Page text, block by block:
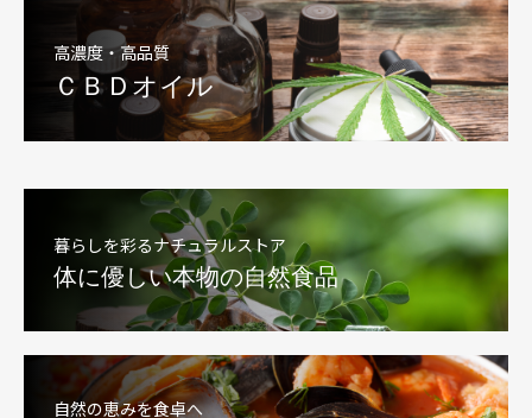
高濃度・高品質
ＣＢＤオイル
暮らしを彩るナチュラルストア
体に優しい本物の自然食品
自然の恵みを食卓へ